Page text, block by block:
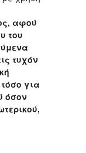
αφού
του
τυχόν
για
όσον